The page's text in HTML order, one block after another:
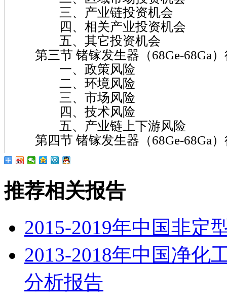
三、产业链投资机会
四、相关产业投资机会
五、其它投资机会
第三节 锗镓发生器（68Ge-68Ga）
一、政策风险
二、环境风险
三、市场风险
四、技术风险
五、产业链上下游风险
第四节 锗镓发生器（68Ge-68Ga）
推荐相关报告
2015-2019年中国非定
2013-2018年中国净化
分析报告